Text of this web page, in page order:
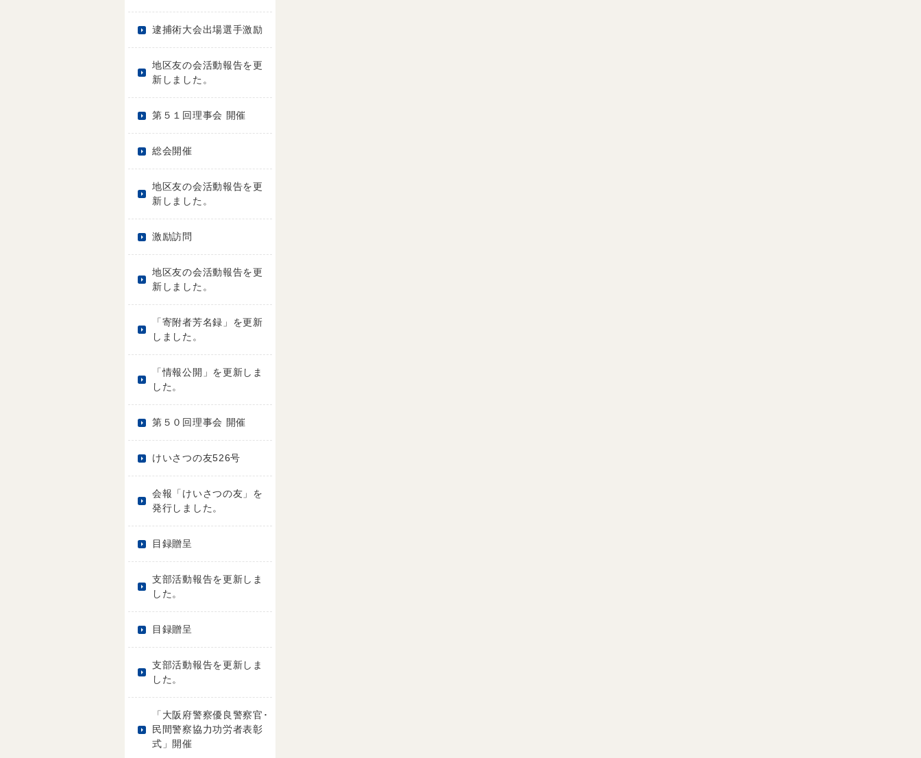
逮捕術大会出場選手激励
地区友の会活動報告を更
新しました。
第５１回理事会 開催
総会開催
地区友の会活動報告を更
新しました。
激励訪問
地区友の会活動報告を更
新しました。
「寄附者芳名録」を更新
しました。
「情報公開」を更新しま
した。
第５０回理事会 開催
けいさつの友526号
会報「けいさつの友」を
発行しました。
目録贈呈
支部活動報告を更新しま
した。
目録贈呈
支部活動報告を更新しま
した。
「大阪府警察優良警察官･
民間警察協力功労者表彰
式」開催